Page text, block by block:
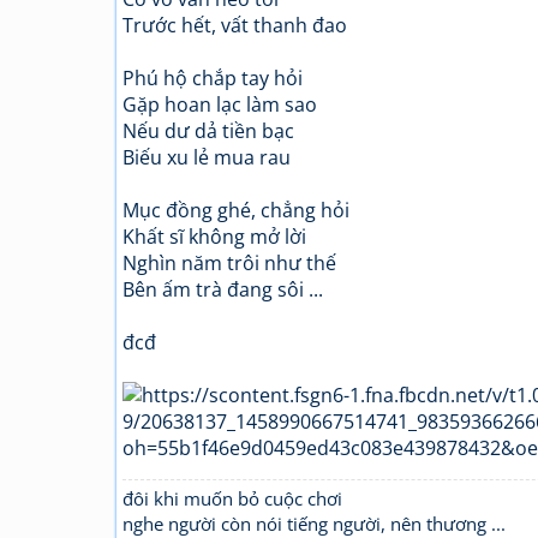
Trước hết, vất thanh đao
Phú hộ chắp tay hỏi
Gặp hoan lạc làm sao
Nếu dư dả tiền bạc
Biếu xu lẻ mua rau
Mục đồng ghé, chẳng hỏi
Khất sĩ không mở lời
Nghìn năm trôi như thế
Bên ấm trà đang sôi ...
đcđ
đôi khi muốn bỏ cuộc chơi
nghe người còn nói tiếng người, nên thương ...